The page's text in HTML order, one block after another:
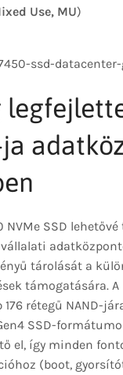
Use, MU)
ja
NVMe SSD lehetővé
tárolását a
támogatására. A
rétegű NAND-
SSD-
el, így minden
(boot,